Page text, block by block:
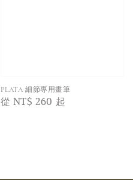
PLATA 細節專用畫筆
Regular
從 NT$ 260 起